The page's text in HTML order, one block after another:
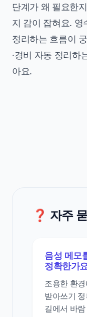
단계가 왜 필요한
지 감이 잡혀요. 영
정리하는 흐름이
·경비 자동 정리하
아요.
❓ 자주
음성 메모
정확한가
조용한 환
받아쓰기
길에서 바